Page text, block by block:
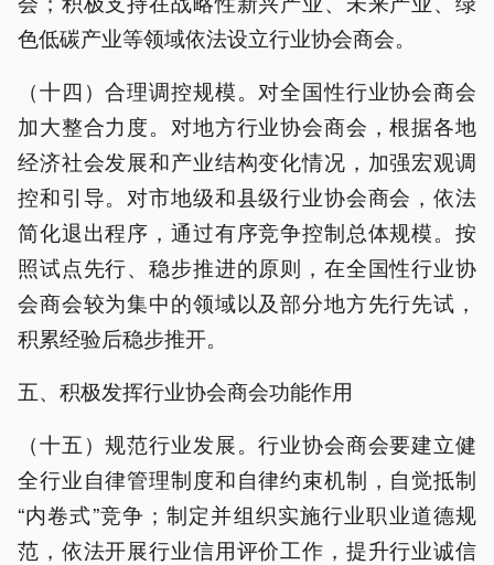
色低碳产业等领域依法设立行业协会商会。
（十四）合理调控规模。对全国性行业协会商会
加大整合力度。对地方行业协会商会，根据各地
经济社会发展和产业结构变化情况，加强宏观调
控和引导。对市地级和县级行业协会商会，依法
简化退出程序，通过有序竞争控制总体规模。按
照试点先行、稳步推进的原则，在全国性行业协
会商会较为集中的领域以及部分地方先行先试，
积累经验后稳步推开。
五、积极发挥行业协会商会功能作用
（十五）规范行业发展。行业协会商会要建立健
全行业自律管理制度和自律约束机制，自觉抵制
“内卷式”竞争；制定并组织实施行业职业道德规
范，依法开展行业信用评价工作，提升行业诚信